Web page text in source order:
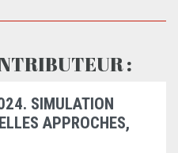
:
SIMULATION
APPROCHES,